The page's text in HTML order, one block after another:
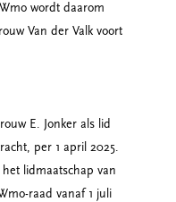
wordt daarom
Van der Valk voort
E. Jonker als lid
per 1 april 2025.
lidmaatschap van
raad vanaf 1 juli